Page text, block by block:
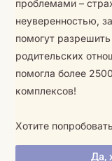
проблемами –
неуверенностью,
помогут
родительских
помогла более
комплексов!
Хотите
Да,